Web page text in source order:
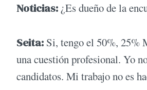
Noticias: ¿Es dueño de la
Seita: Si, tengo el 50%, 25%
una cuestión profesional. Yo
candidatos. Mi trabajo no es